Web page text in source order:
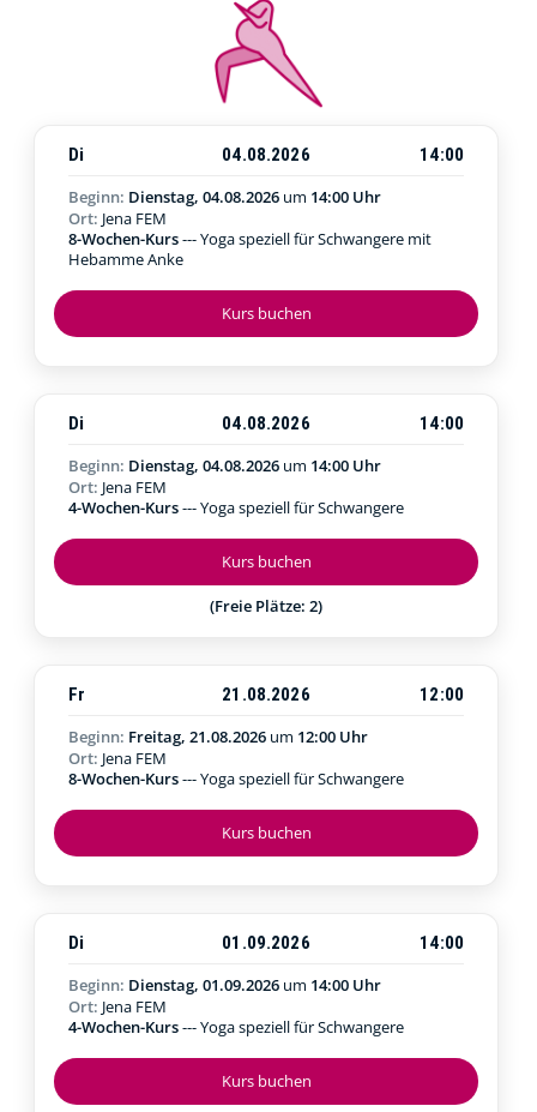
Kurs buchen
Di 04.08.2026
14:00
Beginn: Dienstag, 04.08.2026 um 14:00 Uhr
Ort: Jena FEM
8-Wochen-Kurs--- Yoga speziell für Schwangere mit
Hebamme Anke
Kurs buchen
(Freie Plätze: 2)
Di 04.08.2026
14:00
Beginn: Dienstag, 04.08.2026 um 14:00 Uhr
Ort: Jena FEM
4-Wochen-Kurs--- Yoga speziell für Schwangere
Kurs buchen
Fr 21.08.2026
12:00
Beginn: Freitag, 21.08.2026 um 12:00 Uhr
Ort: Jena FEM
8-Wochen-Kurs--- Yoga speziell für Schwangere
Kurs buchen
Di 01.09.2026
14:00
Beginn: Dienstag, 01.09.2026 um 14:00 Uhr
Ort: Jena FEM
4-Wochen-Kurs--- Yoga speziell für Schwangere